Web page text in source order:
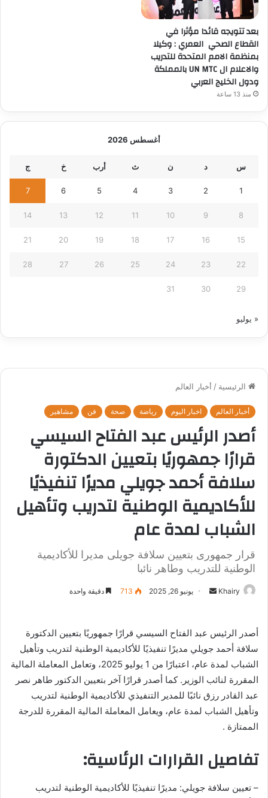
بعد تتويجه قائدا مؤثرا في
القطاع الصحي العمري : وكيلا
بمنظمة الامم المتحدة للتدريب
والاعلام ال UN MTC بالمملكة
ودول الخليج العربي
منذ 13 ساعة
أغسطس 2026
س د ن ث أرب خ ج
1
2
3
4
5
6
7
8
9
10
11
12
13
14
15
16
17
18
19
20
21
22
23
24
25
26
27
28
29
30
31
« يوليو